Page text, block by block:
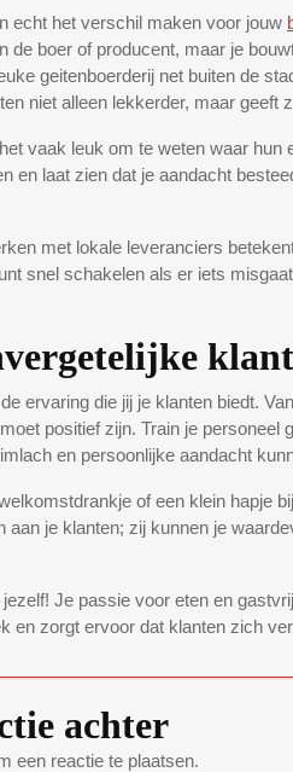
echt het verschil maken voor jouw
de boer of producent, maar je
geitenboerderij net buiten de
niet alleen lekkerder, maar geeft
vaak leuk om te weten waar
en laat zien dat je aandacht
met lokale leveranciers
snel schakelen als er iets
ervaring die jij je klanten biedt.
positief zijn. Train je personeel
en persoonlijke aandacht
of een klein hapje
aan je klanten; zij kunnen je
Je passie voor eten en
en zorgt ervoor dat klanten zich
achter
een reactie te plaatsen.